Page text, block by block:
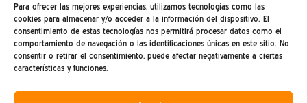
Para ofrecer las mejores experiencias, utilizamos tecnologías como las
cookies para almacenar y/o acceder a la información del dispositivo. El
consentimiento de estas tecnologías nos permitirá procesar datos como el
comportamiento de navegación o las identificaciones únicas en este sitio. No
consentir o retirar el consentimiento, puede afectar negativamente a ciertas
características y funciones.
Calle Mandoni, 4 – 08004 Barcelona
CIF: G81469868
Teléfono (+34) : 93 302 27 53